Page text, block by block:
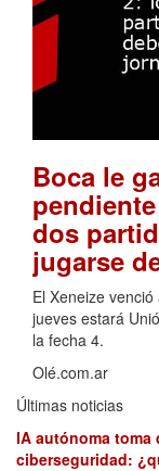
Boca le
dos
jugarse
El Xeneize
jueves estará
la fecha 4.
Olé.com.ar
Últimas noticias
IA autónoma
ciberseguridad: